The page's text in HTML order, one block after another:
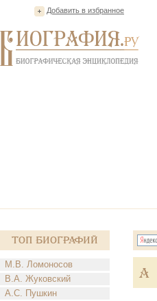
Добавить в избранное
Топ Биографий
М.В. Ломоносов
В.А. Жуковский
А.С. Пушкин
А